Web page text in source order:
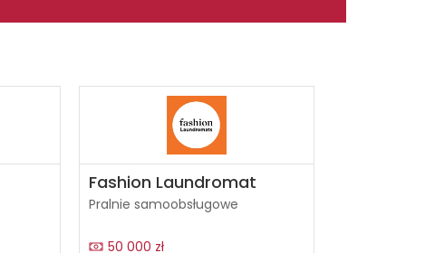
Fashion Laundromat
Pralnie samoobsługowe
50 000 zł